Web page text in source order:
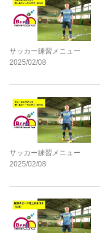
サッカー練習メニュー
2025/02/08
サッカー練習メニュー
2025/02/08